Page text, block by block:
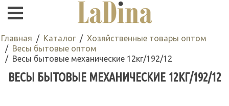
Главная Каталог
Хозяйственные товары оптом
Весы бытовые оптом
Весы бытовые механические 12кг/192/12
ВЕСЫ БЫТОВЫЕ МЕХАНИЧЕСКИЕ 12КГ/192/12